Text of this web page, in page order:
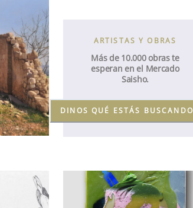
ARTISTAS Y OBRAS
Más de 10.000 obras te
esperan en el Mercado
Saisho.
DINOS QUÉ ESTÁS BUSCANDO